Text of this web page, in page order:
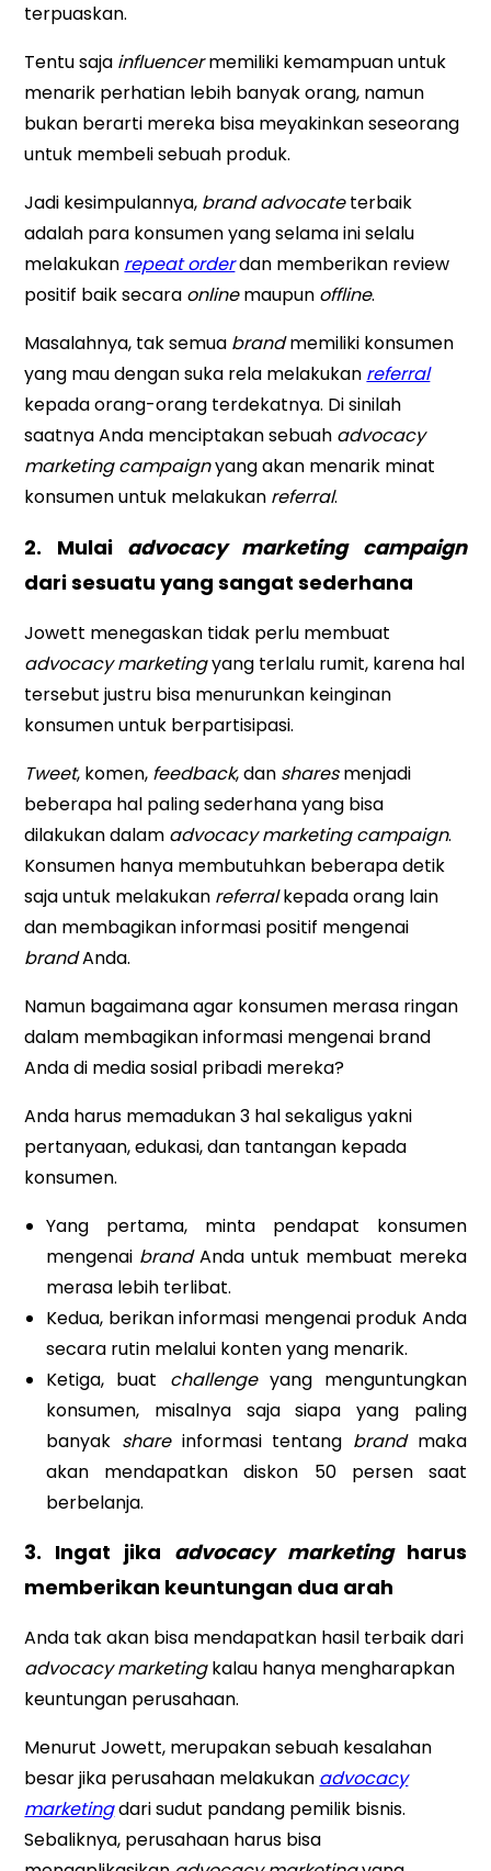
terpuaskan.
Tentu saja influencermemiliki kemampuan untuk
menarik perhatian lebih banyak orang, namun
bukan berarti mereka bisa meyakinkan seseorang
untuk membeli sebuah produk.
Jadi kesimpulannya, brand advocateterbaik
adalah para konsumen yang selama ini selalu
melakukan repeat orderdan memberikan review
positif baik secara onlinemaupun offline.
Masalahnya, tak semua brandmemiliki konsumen
yang mau dengan suka rela melakukan referral
kepada orang-orang terdekatnya. Di sinilah
saatnya Anda menciptakan sebuah advocacy
marketing campaignyang akan menarik minat
konsumen untuk melakukan referral.
2. Mulai advocacy marketing campaign
dari sesuatu yang sangat sederhana
Jowett menegaskan tidak perlu membuat
advocacy marketingyang terlalu rumit, karena hal
tersebut justru bisa menurunkan keinginan
konsumen untuk berpartisipasi.
Tweet, komen, feedback, dan sharesmenjadi
beberapa hal paling sederhana yang bisa
dilakukan dalam advocacy marketing campaign.
Konsumen hanya membutuhkan beberapa detik
saja untuk melakukan referralkepada orang lain
dan membagikan informasi positif mengenai
brandAnda.
Namun bagaimana agar konsumen merasa ringan
dalam membagikan informasi mengenai brand
Anda di media sosial pribadi mereka?
Anda harus memadukan 3 hal sekaligus yakni
pertanyaan, edukasi, dan tantangan kepada
konsumen.
Yang pertama, minta pendapat konsumen
mengenai brandAnda untuk membuat mereka
merasa lebih terlibat.
Kedua, berikan informasi mengenai produk Anda
secara rutin melalui konten yang menarik.
Ketiga, buat challengeyang menguntungkan
konsumen, misalnya saja siapa yang paling
banyak shareinformasi tentang brandmaka
akan mendapatkan diskon 50 persen saat
berbelanja.
3. Ingat jika advocacy marketingharus
memberikan keuntungan dua arah
Anda tak akan bisa mendapatkan hasil terbaik dari
advocacy marketingkalau hanya mengharapkan
keuntungan perusahaan.
Menurut Jowett, merupakan sebuah kesalahan
besar jika perusahaan melakukan advocacy
marketingdari sudut pandang pemilik bisnis.
Sebaliknya, perusahaan harus bisa